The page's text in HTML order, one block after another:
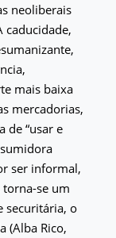
neoliberais
caducidade,
mais baixa
mercadorias,
de “usar e
ser informal,
torna-se um
securitária, o
(Alba Rico,